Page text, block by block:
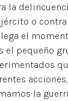
la
o
el
el pequeño
la